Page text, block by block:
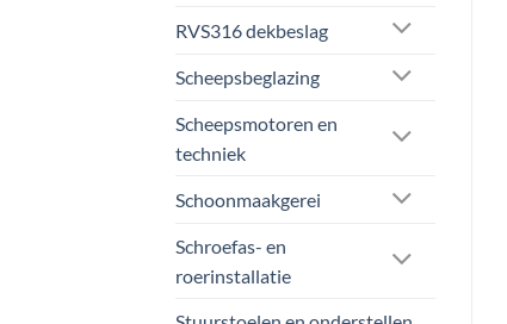
RVS316 dekbeslag
Scheepsbeglazing
Scheepsmotoren en
techniek
Schoonmaakgerei
Schroefas- en
roerinstallatie